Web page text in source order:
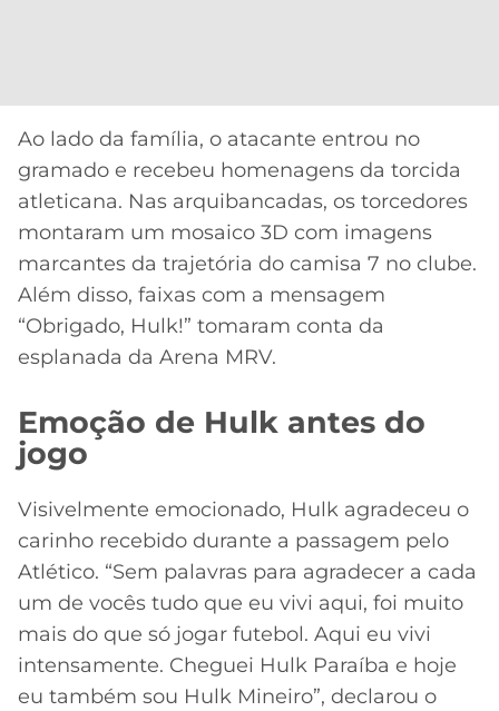
Ao lado da família, o atacante entrou no
gramado e recebeu homenagens da torcida
atleticana. Nas arquibancadas, os torcedores
montaram um mosaico 3D com imagens
marcantes da trajetória do camisa 7 no clube.
Além disso, faixas com a mensagem
“Obrigado, Hulk!” tomaram conta da
esplanada da Arena MRV.
Emoção de Hulk antes do
jogo
Visivelmente emocionado, Hulk agradeceu o
carinho recebido durante a passagem pelo
Atlético. “Sem palavras para agradecer a cada
um de vocês tudo que eu vivi aqui, foi muito
mais do que só jogar futebol. Aqui eu vivi
intensamente. Cheguei Hulk Paraíba e hoje
eu também sou Hulk Mineiro”, declarou o